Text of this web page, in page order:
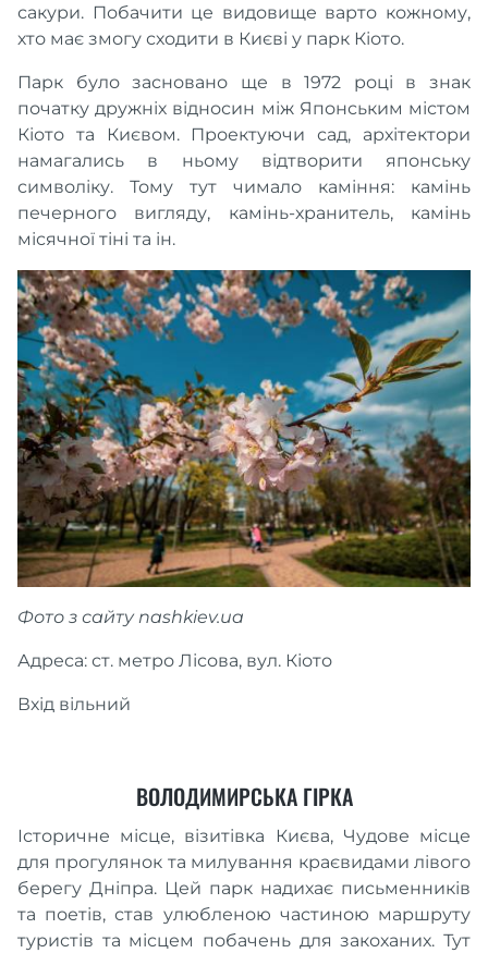
сакури. Побачити це видовище варто кожному,
хто має змогу сходити в Києві у парк Кіото.
Парк було засновано ще в 1972 році в знак
початку дружніх відносин між Японським містом
Кіото та Києвом. Проектуючи сад, архітектори
намагались в ньому відтворити японську
символіку. Тому тут чимало каміння: камінь
печерного вигляду, камінь-хранитель, камінь
місячної тіні та ін.
Фото з сайту nashkiev.ua
Адреса: ст. метро Лісова, вул. Кіото
Вхід вільний
ВОЛОДИМИРСЬКА ГІРКА
Історичне місце, візитівка Києва, Чудове місце
для прогулянок та милування краєвидами лівого
берегу Дніпра. Цей парк надихає письменників
та поетів, став улюбленою частиною маршруту
туристів та місцем побачень для закоханих. Тут